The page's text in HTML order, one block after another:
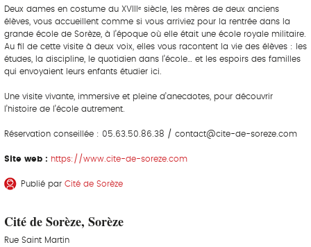
Deux dames en costume du XVIIIᵉ siècle, les mères de deux anciens
élèves, vous accueillent comme si vous arriviez pour la rentrée dans la
grande école de Sorèze, à l’époque où elle était une école royale militaire.
Au fil de cette visite à deux voix, elles vous racontent la vie des élèves : les
études, la discipline, le quotidien dans l’école… et les espoirs des familles
qui envoyaient leurs enfants étudier ici.
Une visite vivante, immersive et pleine d’anecdotes, pour découvrir
l’histoire de l’école autrement.
Réservation conseillée : 05.63.50.86.38 / contact@cite-de-soreze.com
Site web : https://www.cite-de-soreze.com
Publié par Cité de Sorèze
Cité de Sorèze, Sorèze
Rue Saint Martin